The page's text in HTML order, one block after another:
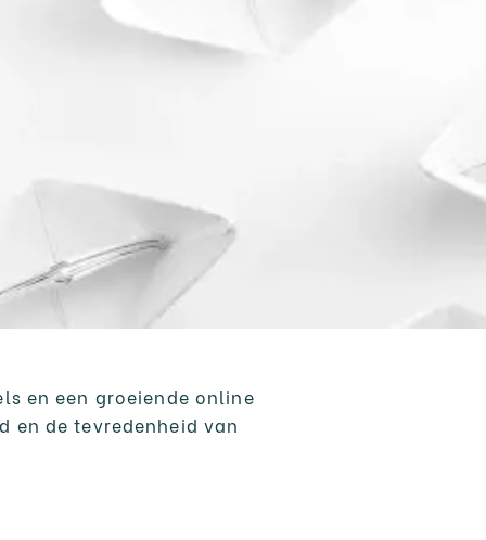
en een groeiende online
en de tevredenheid van